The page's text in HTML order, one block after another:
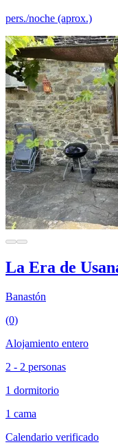
pers./noche (aprox.)
La Era de
Banastón
(0)
Alojamiento entero
2 - 2 personas
1 dormitorio
1 cama
Calendario verificado